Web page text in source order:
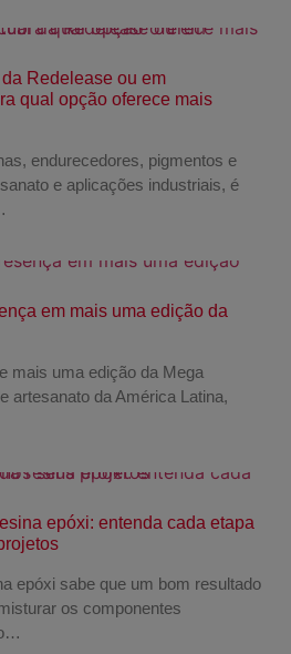
Redelease ou em
qual opção oferece mais
endurecedores, pigmentos e
e aplicações industriais, é
em mais uma edição da
mais uma edição da Mega
artesanato da América Latina,
epóxi: entenda cada etapa
epóxi sabe que um bom resultado
os componentes